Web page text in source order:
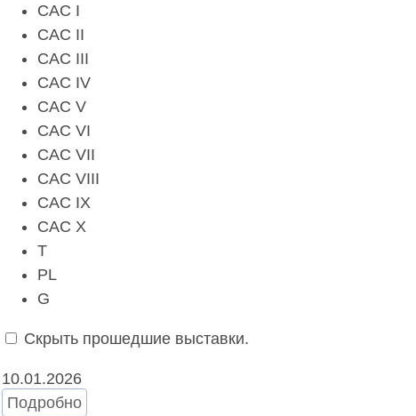
CAC I
CAC II
CAC III
CAC IV
CAC V
CAC VI
CAC VII
CAC VIII
CAC IX
CAC X
T
PL
G
Скрыть прошедшие выставки.
10.01.2026
Подробно